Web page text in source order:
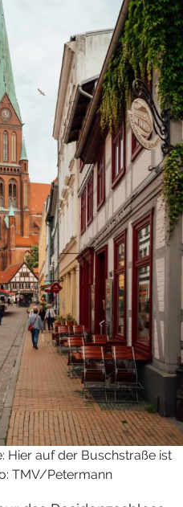
Hier auf der Buschstraße ist
TMV/Petermann